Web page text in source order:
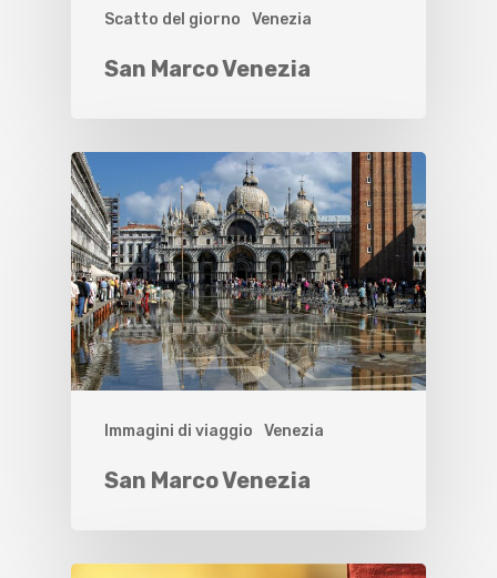
Scatto del giorno Venezia
San Marco Venezia
Immagini di viaggio Venezia
San Marco Venezia